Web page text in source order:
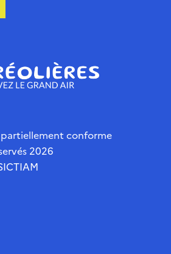
conforme
2026